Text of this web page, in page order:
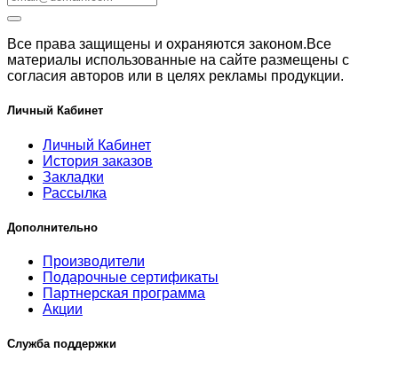
Все права защищены и охраняются законом.Все
материалы использованные на сайте размещены с
согласия авторов или в целях рекламы продукции.
Личный Кабинет
Личный Кабинет
История заказов
Закладки
Рассылка
Дополнительно
Производители
Подарочные сертификаты
Партнерская программа
Акции
Служба поддержки